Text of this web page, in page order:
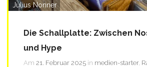
Julius Nonner
Die Schallplatte: Zwischen
und Hype
Am 21. Februar 2025 in medien-starter,